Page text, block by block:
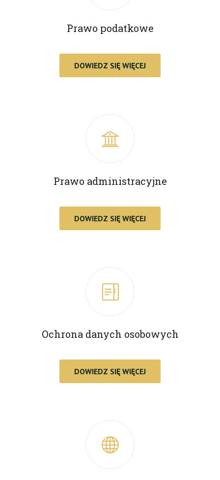
Prawo podatkowe
DOWIEDZ SIĘ WIĘCEJ
Prawo administracyjne
DOWIEDZ SIĘ WIĘCEJ
Ochrona danych osobowych
DOWIEDZ SIĘ WIĘCEJ